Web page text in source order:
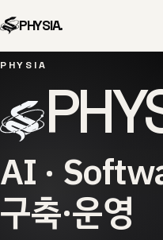
PHYSIA.
PHYSIA
AI ·
구축·운영